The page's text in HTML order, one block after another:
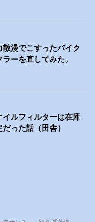
散漫でこすったバイク
ラーを直してみた。
イルフィルターは在庫
った話（田舎）